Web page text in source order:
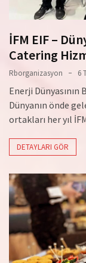
İFM EIF –
Catering
Rborganizasyon 6
Enerji
Dünyanın önde
ortakları her yıl
DETAYLARI GÖR